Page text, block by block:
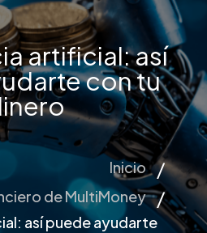
artificial: así
con tu
Inicio
de MultiMoney
así puede ayudarte